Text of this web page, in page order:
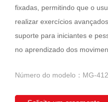
fixadas, permitindo que o
realizar exercícios
suporte para iniciantes e
no aprendizado dos
Número do modelo：MG-412